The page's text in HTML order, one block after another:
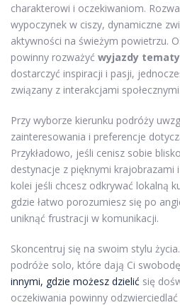
charakterowi i oczekiwaniom.
wypoczynek w ciszy, dynamiczne
aktywności na świeżym powietrzu.
powinny rozważyć wyjazdy
dostarczyć inspiracji i pasji,
związany z interakcjami społecznymi.
Przy wyborze kierunku podróży
zainteresowania i preferencje
Przykładowo, jeśli cenisz sobie
destynacje z pięknymi krajobrazami
kolei jeśli chcesz odkrywać lokalną
gdzie łatwo porozumiesz się po
uniknąć frustracji w komunikacji.
Skoncentruj się na swoim stylu
podróże solo, które dają Ci
innymi, gdzie możesz dzielić się
oczekiwania powinny